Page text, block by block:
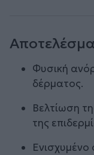
Φυσική
δέρματος.
Βελτίωση
της